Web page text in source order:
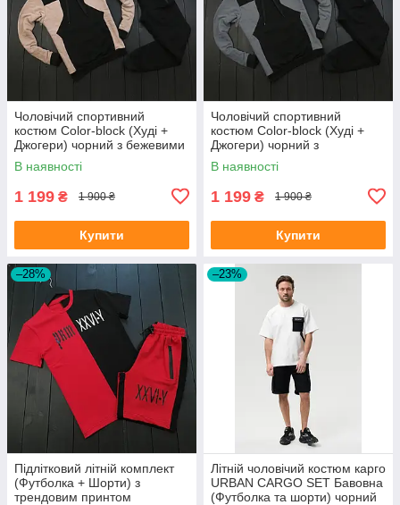
Чоловічий спортивний
костюм Сolor-block (Худі +
Джогери) чорний з бежевими
вставками
В наявності
1 199 ₴ 1 900 ₴
Купити
Чоловічий спортивний
костюм Сolor-block (Худі +
Джогери) чорний з
графітовими вставками
В наявності
1 199 ₴ 1 900 ₴
Купити
–28%
Підлітковий літній комплект
(Футболка + Шорти) з
трендовим принтом
–23%
Літній чоловічий костюм карго
URBAN CARGO SET Бавовна
(Футболка та шорти) чорний